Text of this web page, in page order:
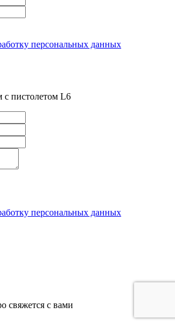
персональных данных
пистолетом L6
персональных данных
свяжется с вами